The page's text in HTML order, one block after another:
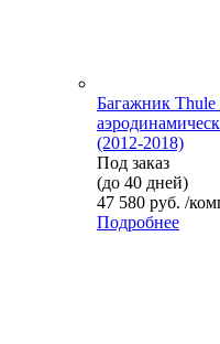
Багажник
(2012-2018)
Под заказ
(до 40 дней)
47 580 руб. /
Подробнее